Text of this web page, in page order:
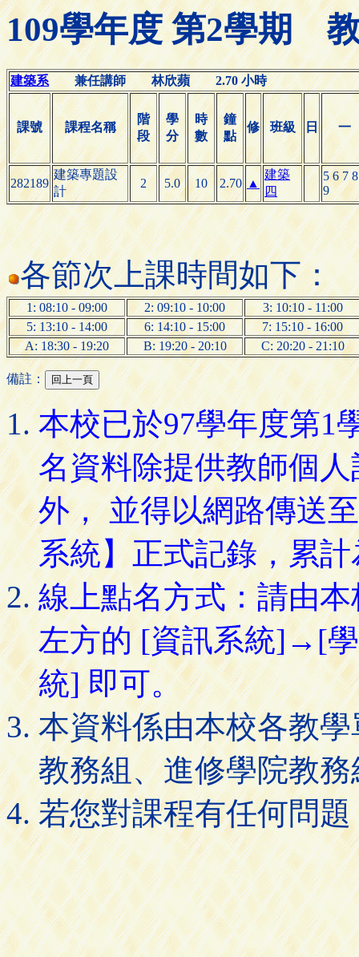
109學年度 第2學期
建築系兼任講師 林欣蘋 2.70 小時
課號 課程名稱
階
段
學
分
時
數
鐘
點
修 班級 日 一
282189
建築專題設
計
2 5.0 10 2.70 ▲
建築
四
5 6 7 8
9
各節次上課時間如下：
1: 08:10 - 09:00 2: 09:10 - 10:00
3: 10:10 - 11:00
5: 13:10 - 14:00
6: 14:10 - 15:00
7: 15:10 - 16:00
A: 18:30 - 19:20
B: 19:20 - 20:10 C: 20:20 - 21:10
備註：
本校已於97學年度第1
名資料除提供教師個
外， 並得以網路傳送
系統】正式記錄，累
線上點名方式：請由
左方的 [資訊系統]→[
統] 即可。
本資料係由本校各教
教務組、進修學院教
若您對課程有任何問